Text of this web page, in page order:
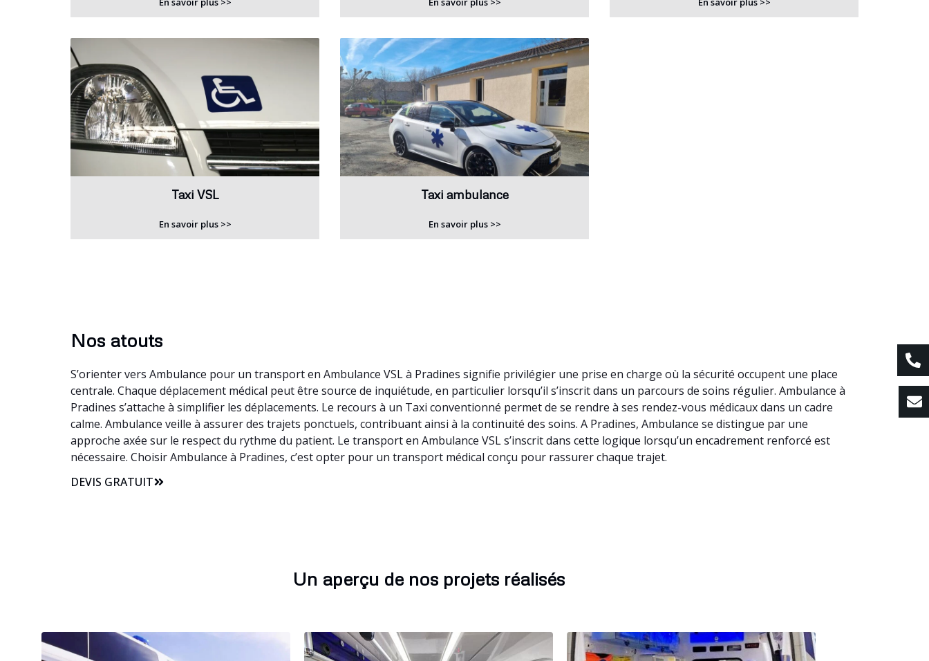
Taxi VSL
En savoir plus >>
Taxi ambulance
En savoir plus >>
Nos atouts
S’orienter vers Ambulance pour un transport en Ambulance VSL à Pradines signifie privilégier une prise en charge où la sécurité occupent une place
centrale. Chaque déplacement médical peut être source de inquiétude, en particulier lorsqu’il s’inscrit dans un parcours de soins régulier. Ambulance à
Pradines s’attache à simplifier les déplacements. Le recours à un Taxi conventionné permet de se rendre à ses rendez-vous médicaux dans un cadre
calme. Ambulance veille à assurer des trajets ponctuels, contribuant ainsi à la continuité des soins. A Pradines, Ambulance se distingue par une
approche axée sur le respect du rythme du patient. Le transport en Ambulance VSL s’inscrit dans cette logique lorsqu’un encadrement renforcé est
nécessaire. Choisir Ambulance à Pradines, c’est opter pour un transport médical conçu pour rassurer chaque trajet.
DEVIS GRATUIT
Un aperçu de nos projets réalisés